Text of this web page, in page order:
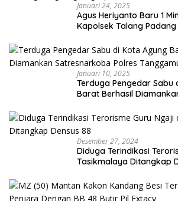
Januari 24, 2025
Agus Heriyanto Baru 1
Kapolsek Talang
Januari 10, 2025
Terduga Pengedar Sabu
Barat Berhasil
Desember 27, 2024
Diduga Terindikasi
Tasikmalaya Ditangkap